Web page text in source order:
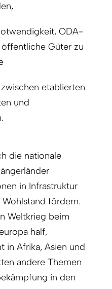
ODA-
Güter zu
etablierten
und
die nationale
in Infrastruktur
fördern.
Weltkrieg beim
half,
in Afrika, Asien und
andere Themen
in den